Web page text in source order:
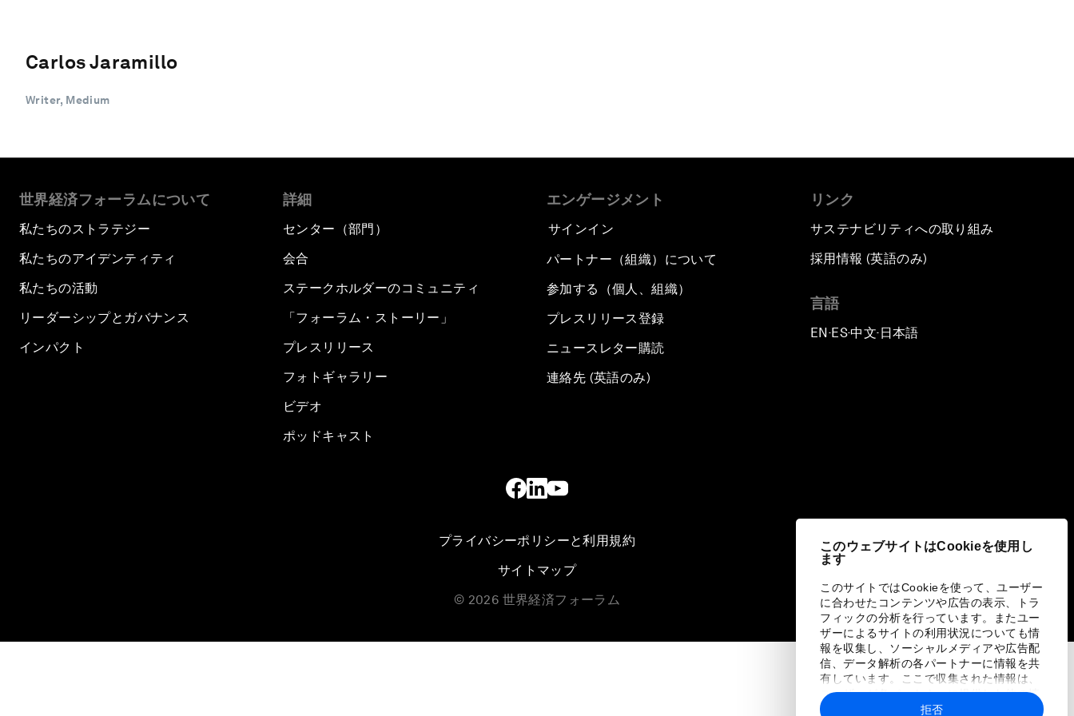
このウェブサイトはCookieを使用し
ます
このサイトではCookieを使って、ユーザー
に合わせたコンテンツや広告の表示、トラ
フィックの分析を行っています。またユー
ザーによるサイトの利用状況についても情
報を収集し、ソーシャルメディアや広告配
信、データ解析の各パートナーに情報を共
有しています。ここで収集された情報は、
ユーザーが各パートナーに提供した他の情
報や各パートナーのサービスを使用した際
拒否
Carlos Jaramillo
Writer, Medium
世界経済フォーラムについて
私たちのストラテジー
私たちのアイデンティティ
私たちの活動
リーダーシップとガバナンス
インパクト
詳細
センター（部門）
会合
ステークホルダーのコミュニティ
「フォーラム・ストーリー」
プレスリリース
フォトギャラリー
ビデオ
ポッドキャスト
エンゲージメント
サインイン
パートナー（組織）について
参加する（個人、組織）
プレスリリース登録
ニュースレター購読
連絡先 (英語のみ)
リンク
サステナビリティへの取り組み
採用情報 (英語のみ)
言語
EN ▪ES▪中文▪ 日本語
プライバシーポリシーと利用規約
サイトマップ
© 2026 世界経済フォーラム